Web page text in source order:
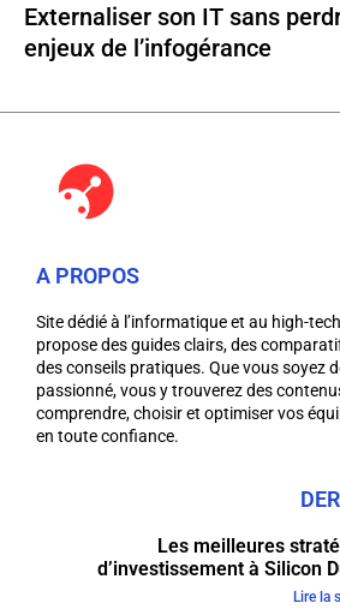
Externaliser son IT sans
enjeux de l’infogérance
A PROPOS
Site dédié à l’informatique et au high-
propose des guides clairs, des
des conseils pratiques. Que vous soyez
passionné, vous y trouverez des
comprendre, choisir et optimiser vos
en toute confiance.
Les meilleures
d’investissement à Silicon
Lire la